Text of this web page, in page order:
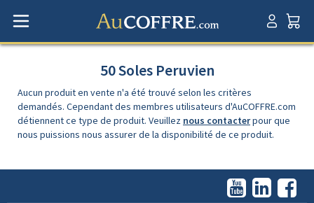
50 Soles Peruvien
Aucun produit en vente n'a été trouvé selon les critères
demandés. Cependant des membres utilisateurs d'AuCOFFRE.com
détiennent ce type de produit. Veuillez nous contacterpour que
nous puissions nous assurer de la disponibilité de ce produit.